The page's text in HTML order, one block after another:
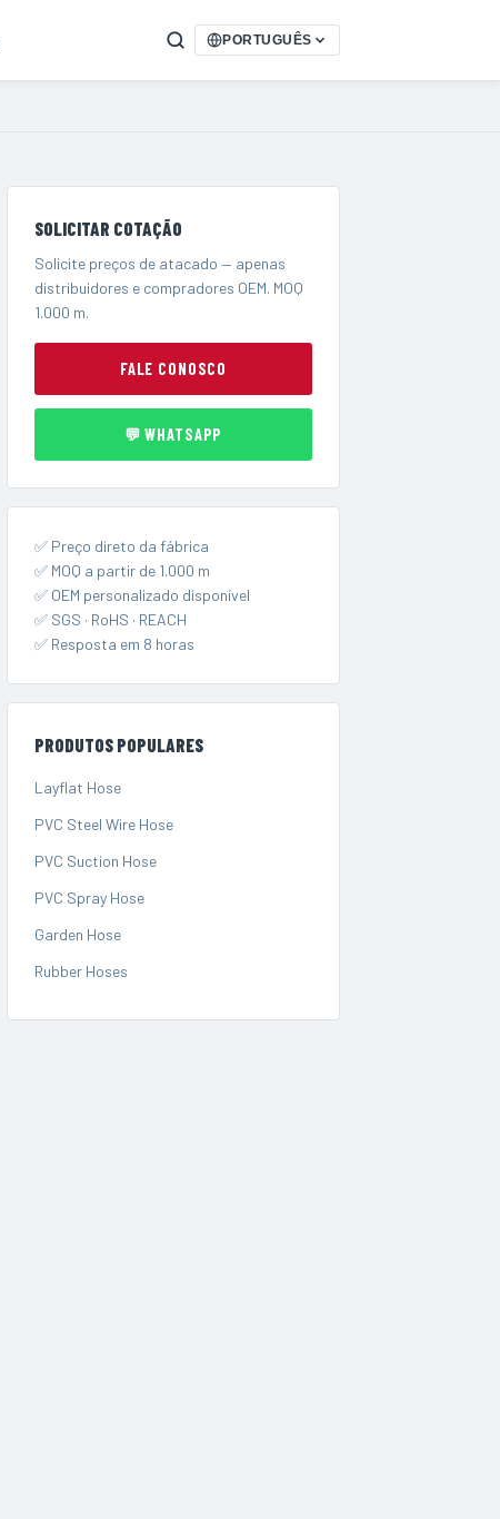
PORTUGUÊS
SOLICITAR COTAÇÃO
Solicite preços de atacado — apenas
distribuidores e compradores OEM. MOQ
1.000 m.
FALE CONOSCO
💬 WHATSAPP
✅ Preço direto da fábrica
✅ MOQ a partir de 1.000 m
✅ OEM personalizado disponível
✅ SGS · RoHS · REACH
✅ Resposta em 8 horas
PRODUTOS POPULARES
Layflat Hose
PVC Steel Wire Hose
PVC Suction Hose
PVC Spray Hose
Garden Hose
Rubber Hoses